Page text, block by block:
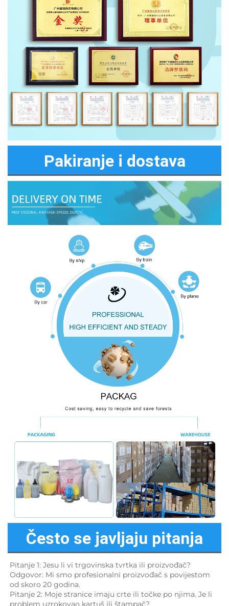
Pakiranje i dostava
Često se javljaju pitanja
Pitanje 1: Jesu li vi trgovinska tvrtka ili proizvođač?
Odgovor: Mi smo profesionalni proizvođač s povijestom
od skoro 20 godina.
Pitanje 2: Moje stranice imaju crte ili točke po njima. Je li
problem uzrokovao kartuš ili štampač?